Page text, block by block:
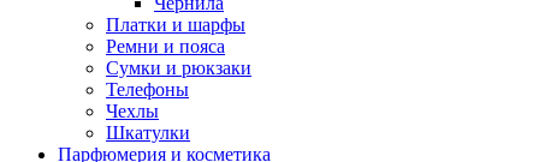
Платки и шарфы
Ремни и пояса
Сумки и рюкзаки
Телефоны
Чехлы
Шкатулки
Парфюмерия и косметика